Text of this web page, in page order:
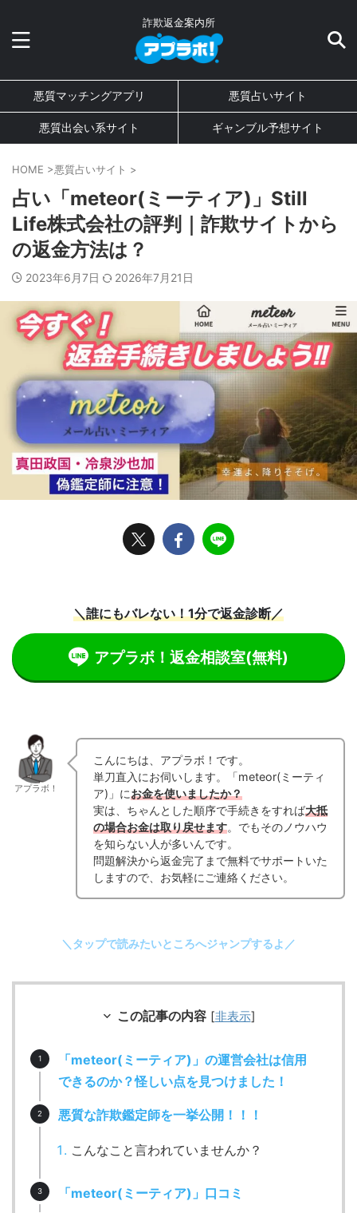
詐欺返金案内所
悪質マッチングアプリ 悪質占いサイト
悪質出会い系サイト ギャンブル予想サイト
HOME >悪質占いサイト >
占い「meteor(ミーティア)」Still
Life株式会社の評判｜詐欺サイトから
の返金方法は？
2023年6月7日 2026年7月21日
＼誰にもバレない！1分で返金診断／
アプラボ！返金相談室(無料)
アプラボ！
こんにちは、アプラボ！です。
単刀直入にお伺いします。「meteor(ミーティ
ア)」にお金を使いましたか？
実は、ちゃんとした順序で手続きをすれば大抵
の場合お金は取り戻せます。でもそのノウハウ
を知らない人が多いんです。
問題解決から返金完了まで無料でサポートいた
しますので、お気軽にご連絡ください。
＼タップで読みたいところへジャンプするよ／
この記事の内容 [非表示]
「meteor(ミーティア)」の運営会社は信用
できるのか？怪しい点を見つけました！
悪質な詐欺鑑定師を一挙公開！！！
こんなこと言われていませんか？
「meteor(ミーティア)」口コミ